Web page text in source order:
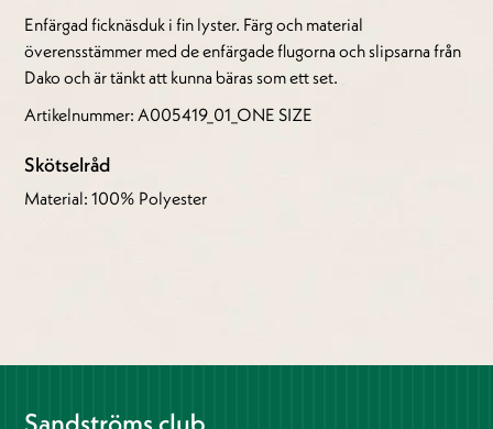
Enfärgad ficknäsduk i fin lyster. Färg och material
överensstämmer med de enfärgade flugorna och slipsarna från
Dako och är tänkt att kunna bäras som ett set.
Artikelnummer: A005419_01_ONE SIZE
Skötselråd
Material: 100% Polyester